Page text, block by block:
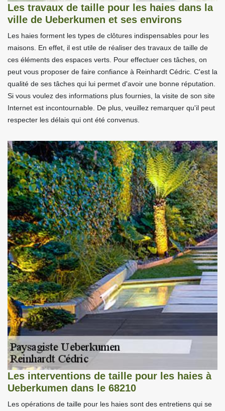
Les travaux de taille pour les haies dans la
ville de Ueberkumen et ses environs
Les haies forment les types de clôtures indispensables pour les
maisons. En effet, il est utile de réaliser des travaux de taille de
ces éléments des espaces verts. Pour effectuer ces tâches, on
peut vous proposer de faire confiance à Reinhardt Cédric. C'est la
qualité de ses tâches qui lui permet d'avoir une bonne réputation.
Si vous voulez des informations plus fournies, la visite de son site
Internet est incontournable. De plus, veuillez remarquer qu'il peut
respecter les délais qui ont été convenus.
Les interventions de taille pour les haies à
Ueberkumen dans le 68210
Les opérations de taille pour les haies sont des entretiens qui se